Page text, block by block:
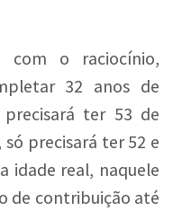
com o raciocínio,
32 anos de
ter 53 de
precisará ter 52 e
idade real, naquele
de contribuição até